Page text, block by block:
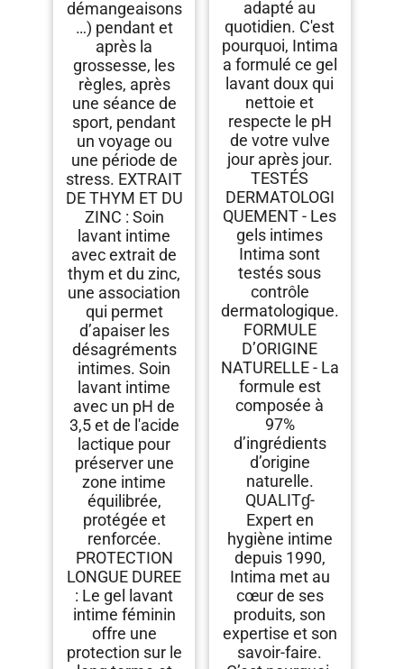
démangeaisons
…) pendant et
après la
grossesse, les
règles, après
une séance de
sport, pendant
un voyage ou
une période de
stress. EXTRAIT
DE THYM ET DU
ZINC : Soin
lavant intime
avec extrait de
thym et du zinc,
une association
qui permet
d’apaiser les
désagréments
intimes. Soin
lavant intime
avec un pH de
3,5 et de l'acide
lactique pour
préserver une
zone intime
équilibrée,
protégée et
renforcée.
PROTECTION
LONGUE DUREE
: Le gel lavant
intime féminin
offre une
protection sur le
adapté au
quotidien. C'est
pourquoi, Intima
a formulé ce gel
lavant doux qui
nettoie et
respecte le pH
de votre vulve
jour après jour.
TESTÉS
DERMATOLOGI
QUEMENT - Les
gels intimes
Intima sont
testés sous
contrôle
dermatologique.
FORMULE
D’ORIGINE
NATURELLE - La
formule est
composée à
97%
d’ingrédients
d’origine
naturelle.
QUALITɠ-
Expert en
hygiène intime
depuis 1990,
Intima met au
cœur de ses
produits, son
expertise et son
savoir-faire.